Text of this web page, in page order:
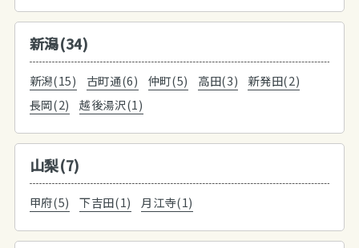
新潟(34)
新潟(15) 古町通(6) 仲町(5) 高田(3)
新発田(2)
長岡(2)
越後湯沢(1)
山梨(7)
甲府(5) 下吉田(1) 月江寺(1)